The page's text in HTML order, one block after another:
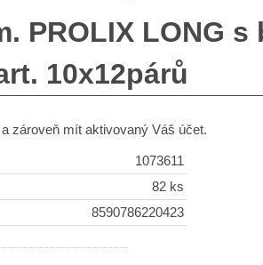
PROLIX LONG
10x12párů
zároveň mít aktivovaný Váš účet.
1073611
82 ks
8590786220423